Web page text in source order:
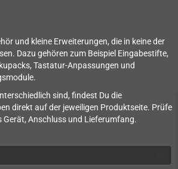
und kleine Erweiterungen, die in keine der
Dazu gehören zum Beispiel Eingabestifte,
Tastatur-Anpassungen und
sind, findest Du die
direkt auf der jeweiligen Produktseite. Prüfe
Anschluss und Lieferumfang.